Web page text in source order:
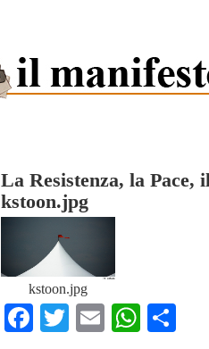
La Resistenza, la Pace,
kstoon.jpg
kstoon.jpg
Facebook
TwitterEmail